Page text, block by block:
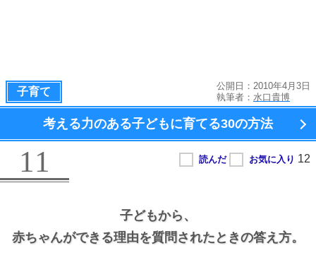
子育て
公開日：2010年4月3日
執筆者： 水口貴博
考える力のある子どもに育てる30の方法
11
子どもから、
赤ちゃんができる理由を質問されたときの答え方。